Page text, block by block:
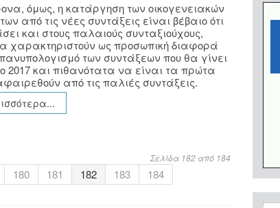
όμως, η κατάργηση των οικογενειακών
από τις νέες συντάξεις είναι βέβαιο ότι
και στους παλαιούς συνταξιούχους,
χαρακτηριστούν ως προσωπική διαφορά
των συντάξεων που θα γίνει
2017 και πιθανότατα να είναι τα πρώτα
από τις παλιές συντάξεις.
Σελίδα 182 από 184
180 181 182 183
184